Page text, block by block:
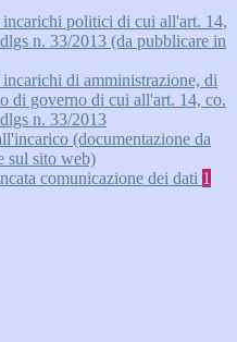
politici di cui all'art. 14,
n. 33/2013 (da pubblicare in
di amministrazione, di
di governo di cui all'art. 14, co.
n. 33/2013
(documentazione da
sul sito web)
comunicazione dei dati 1